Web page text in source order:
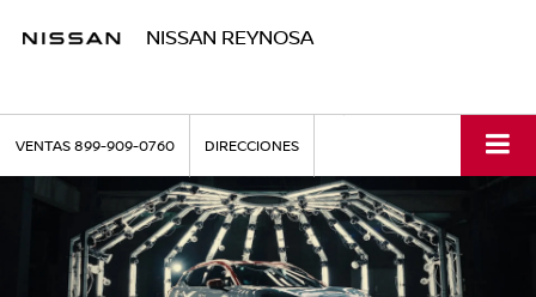
NISSAN REYNOSA
VENTAS899-909-0760 DIRECCIONES